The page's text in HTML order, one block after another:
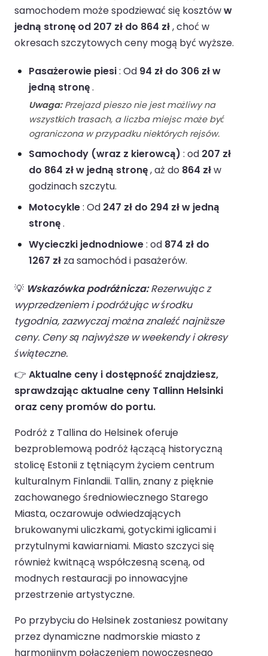
samochodem może spodziewać się kosztóww
jedną stronę od 207 zł do 864 zł, choć w
okresach szczytowych ceny mogą być wyższe.
Pasażerowie piesi: Od 94 zł do 306 zł w
jedną stronę.
Uwaga:Przejazd pieszo nie jest możliwy na
wszystkich trasach, a liczba miejsc może być
ograniczona w przypadku niektórych rejsów.
Samochody (wraz z kierowcą) : od 207 zł
do 864 zł w jedną stronę, aż do 864 złw
godzinach szczytu.
Motocykle: Od 247 zł do 294 zł w jedną
stronę.
Wycieczki jednodniowe: od 874 zł do
1267 zł za samochód i pasażerów.
💡 Wskazówka podróżnicza:Rezerwując z
wyprzedzeniem i podróżując w środku
tygodnia, zazwyczaj można znaleźć najniższe
ceny. Ceny są najwyższe w weekendy i okresy
świąteczne.
👉 Aktualne ceny i dostępność znajdziesz,
sprawdzając aktualne ceny Tallinn Helsinki
oraz ceny promów do portu.
Podróż z Tallina do Helsinek oferuje
bezproblemową podróż łączącą historyczną
stolicę Estonii z tętniącym życiem centrum
kulturalnym Finlandii. Tallin, znany z pięknie
zachowanego średniowiecznego Starego
Miasta, oczarowuje odwiedzających
brukowanymi uliczkami, gotyckimi iglicami i
przytulnymi kawiarniami. Miasto szczyci się
również kwitnącą współczesną sceną, od
modnych restauracji po innowacyjne
przestrzenie artystyczne.
Po przybyciu do Helsinek zostaniesz powitany
przez dynamiczne nadmorskie miasto z
harmonijnym połączeniem nowoczesnego